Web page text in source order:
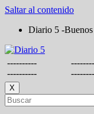
Saltar al contenido
Diario 5 -
----------
----------
X